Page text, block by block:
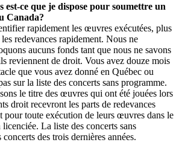
est-ce que je dispose pour soumettre un
Canada?
rapidement les œuvres exécutées, plus
redevances rapidement. Nous ne
aucuns fonds tant que nous ne savons
reviennent de droit. Vous avez douze mois
que vous avez donné en Québec ou
sur la liste des concerts sans programme.
le titre des œuvres qui ont été jouées lors
droit recevront les parts de redevances
pour toute exécution de leurs œuvres dans le
licenciée. La liste des concerts sans
des trois dernières années.